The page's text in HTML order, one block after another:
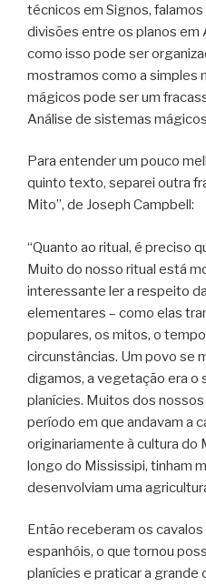
técnicos em Signos,
divisões entre os planos em
como isso pode ser
mostramos como a simples
mágicos pode ser um
Análise de sistemas
Para entender um pouco
quinto texto, separei outra
Mito”, de Joseph Campbell:
“Quanto ao ritual, é preciso
Muito do nosso ritual está
interessante ler a respeito
elementares – como elas
populares, os mitos, o
circunstâncias. Um povo se
digamos, a vegetação era o
planícies. Muitos dos
período em que andavam a
originariamente à cultura do
longo do Mississipi, tinham
desenvolviam uma
Então receberam os
espanhóis, o que tornou
planícies e praticar a grande